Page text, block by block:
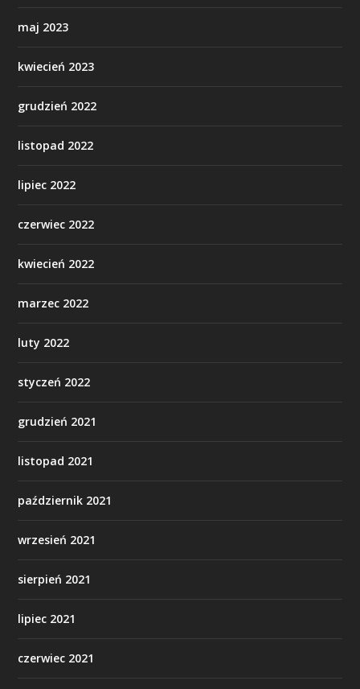
maj 2023
kwiecień 2023
grudzień 2022
listopad 2022
lipiec 2022
czerwiec 2022
kwiecień 2022
marzec 2022
luty 2022
styczeń 2022
grudzień 2021
listopad 2021
październik 2021
wrzesień 2021
sierpień 2021
lipiec 2021
czerwiec 2021